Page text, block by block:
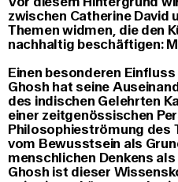
zwischen Catherine David
Themen widmen, die den
nachhaltig beschäftigen:
Einen besonderen
Ghosh hat seine
des indischen Gelehrten
einer zeitgenössischen
Philosophieströmung des
vom Bewusstsein als
menschlichen Denkens
Ghosh ist dieser